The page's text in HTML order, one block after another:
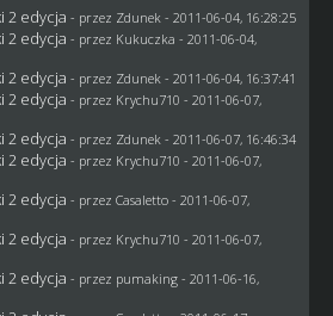
2 edycja - przez Zdunek - 2011-06-04, 16:28:25
2 edycja - przez Kukuczka - 2011-06-04,
2 edycja - przez Zdunek - 2011-06-04, 16:37:41
2 edycja - przez Krychu710 - 2011-06-07,
2 edycja - przez Zdunek - 2011-06-07, 16:46:34
2 edycja - przez Krychu710 - 2011-06-07,
2 edycja - przez Casaletto- 2011-06-07,
2 edycja - przez Krychu710 - 2011-06-07,
2 edycja - przez pumaking- 2011-06-16,